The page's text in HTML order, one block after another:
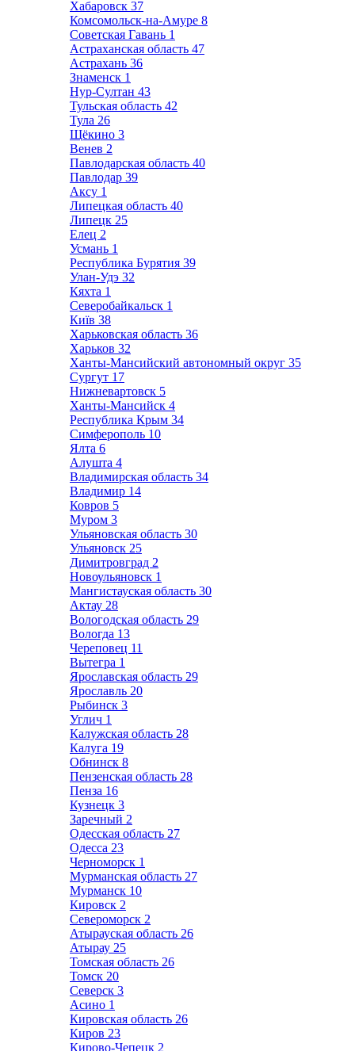
Хабаровск 37
Комсомольск-на-Амуре 8
Советская Гавань 1
Астраханская область 47
Астрахань 36
Знаменск 1
Нур-Султан 43
Тульская область 42
Тула 26
Щёкино 3
Венев 2
Павлодарская область 40
Павлодар 39
Аксу 1
Липецкая область 40
Липецк 25
Елец 2
Усмань 1
Республика Бурятия 39
Улан-Удэ 32
Кяхта 1
Северобайкальск 1
Київ 38
Харьковская область 36
Харьков 32
Ханты-Мансийский автономный округ 35
Сургут 17
Нижневартовск 5
Ханты-Мансийск 4
Республика Крым 34
Симферополь 10
Ялта 6
Алушта 4
Владимирская область 34
Владимир 14
Ковров 5
Муром 3
Ульяновская область 30
Ульяновск 25
Димитровград 2
Новоульяновск 1
Мангистауская область 30
Актау 28
Вологодская область 29
Вологда 13
Череповец 11
Вытегра 1
Ярославская область 29
Ярославль 20
Рыбинск 3
Углич 1
Калужская область 28
Калуга 19
Обнинск 8
Пензенская область 28
Пенза 16
Кузнецк 3
Заречный 2
Одесская область 27
Одесса 23
Черноморск 1
Мурманская область 27
Мурманск 10
Кировск 2
Североморск 2
Атырауская область 26
Атырау 25
Томская область 26
Томск 20
Северск 3
Асино 1
Кировская область 26
Киров 23
Кирово-Чепецк 2